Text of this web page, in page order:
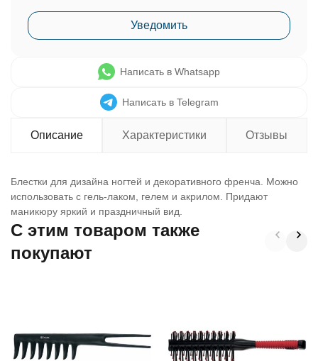
Уведомить
Написать в Whatsapp
Написать в Telegram
Описание Характеристики Отзывы
Блестки для дизайна ногтей и декоративного френча. Можно
использовать с гель-лаком, гелем и акрилом. Придают
маникюру яркий и праздничный вид.
C этим товаром также
покупают